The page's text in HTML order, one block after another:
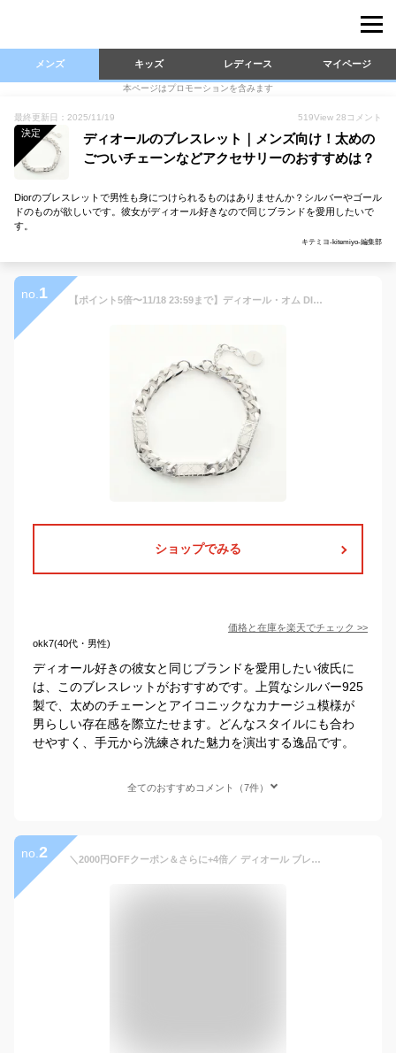
メンズ キッズ レディース マイページ
本ページはプロモーションを含みます
最終更新日：2025/11/19 519View 28 コメント
決定
ディオールのブレスレット｜メンズ向け！太めの
ごついチェーンなどアクセサリーのおすすめは？
Diorのブレスレットで男性も身につけられるものはありませんか？シルバーやゴール
ドのものが欲しいです。彼女がディオール好きなので同じブランドを愛用したいで
す。
キテミヨ-kitemiyo-編集部
no. 1 【ポイント5倍〜11/18 23:59まで】ディオール・オム DIOR HOMME チェーンリンク カナージュ ブレスレット アクセサリー シルバー925 メンズ シルバー系 B3662HOMST990 【新品】
ショップでみる
価格と在庫を楽天でチェック >>
okk7(40代・男性)
ディオール好きの彼女と同じブランドを愛用したい彼氏に
は、このブレスレットがおすすめです。上質なシルバー925
製で、太めのチェーンとアイコニックなカナージュ模様が
男らしい存在感を際立たせます。どんなスタイルにも合わ
せやすく、手元から洗練された魅力を演出する逸品です。
全てのおすすめコメント（7件）
no. 2 ＼2000円OFFクーポン＆さらに+4倍／ ディオール ブレスレット メンズ ブランド Christian Dior ドイツ B1973 ブラウン アクセサリー 選べるモデル